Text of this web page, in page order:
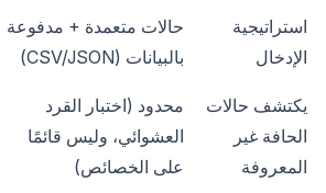
استراتيجية
الإدخال
حالات متعمدة + مدفوعة
بالبيانات (CSV/JSON)
يكتشف حالات
الحافة غير
المعروفة
محدود (اختبار القرد
العشوائي، وليس قائمًا
على الخصائص)